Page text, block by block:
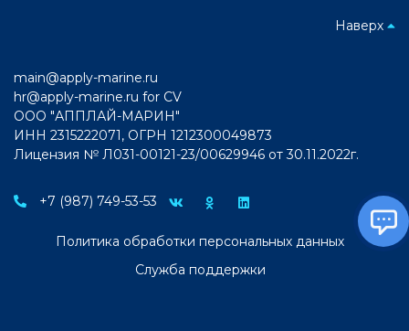
Наверх
main@apply-marine.ru
hr@apply-marine.ru for CV
ООО "АППЛАЙ-МАРИН"
ИНН 2315222071, ОГРН 1212300049873
Лицензия № Л031-00121-23/00629946 от 30.11.2022г.
+7 (987) 749-53-53
Политика обработки персональных данных
Служба поддержки